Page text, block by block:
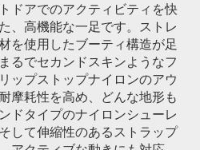
ドアでのアクティビティを快
、高機能な一足です。ストレ
を使用したブーティ構造が足
るでセカンドスキンようなフ
ップストップナイロンのアウ
摩耗性を高め、どんな地形も
ドタイプのナイロンシューレ
して伸縮性のあるストラップ